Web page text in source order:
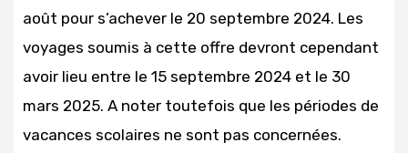
août pour s’achever le 20 septembre 2024. Les
voyages soumis à cette offre devront cependant
avoir lieu entre le 15 septembre 2024 et le 30
mars 2025. A noter toutefois que les périodes de
vacances scolaires ne sont pas concernées.